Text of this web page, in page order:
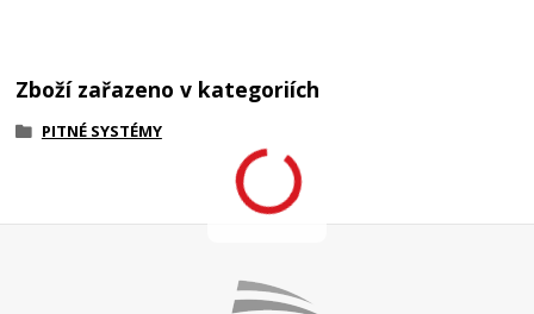
Zboží zařazeno v kategoriích
PITNÉ SYSTÉMY